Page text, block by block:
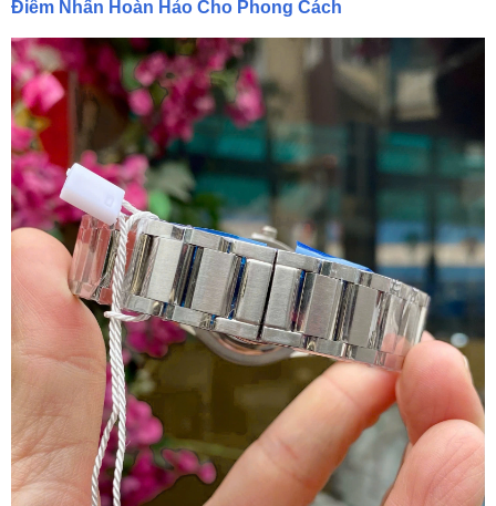
Điểm Nhấn Hoàn Hảo Cho Phong Cách